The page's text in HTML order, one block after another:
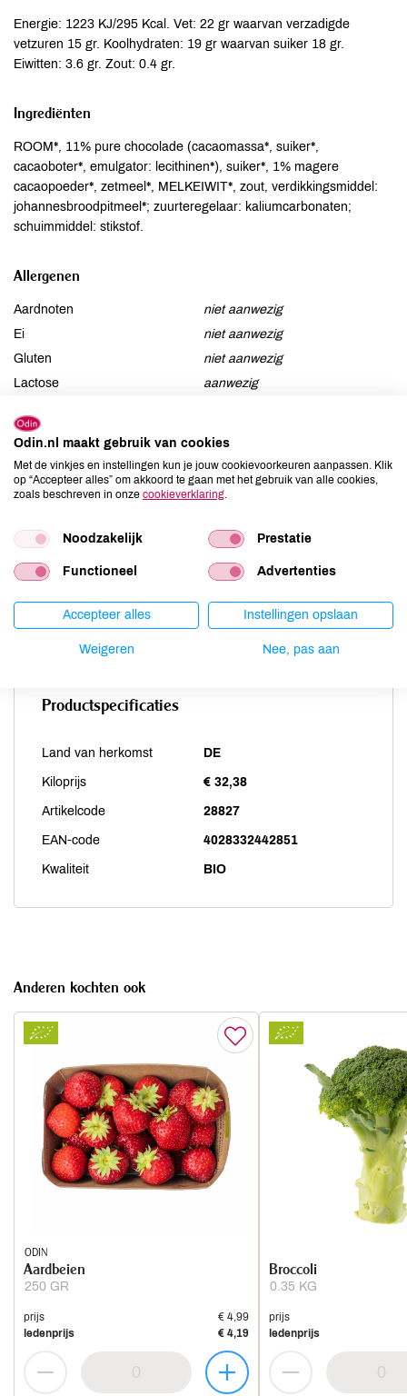
Energie: 1223 KJ/295 Kcal. Vet: 22 gr waarvan verzadigde
vetzuren 15 gr. Koolhydraten: 19 gr waarvan suiker 18 gr.
Eiwitten: 3.6 gr. Zout: 0.4 gr.
Ingrediënten
ROOM*, 11% pure chocolade (cacaomassa*, suiker*,
cacaoboter*, emulgator: lecithinen*), suiker*, 1% magere
cacaopoeder*, zetmeel*, MELKEIWIT*, zout, verdikkingsmiddel:
johannesbroodpitmeel*; zuurteregelaar: kaliumcarbonaten;
schuimmiddel: stikstof.
Allergenen
Aardnoten
niet aanwezig
Ei
niet aanwezig
Gluten
niet aanwezig
Lactose
aanwezig
Mosterd
Schaaldieren
niet aanwezig
Selderij
niet aanwezig
Soja
niet aanwezig
Vis
niet aanwezig
Weekdieren
niet aanwezig
Zwaveldioxide / sulfieten
niet aanwezig
Productspecificaties
Land van herkomst DE
Kiloprijs € 32,38
Artikelcode 28827
EAN-code 4028332442851
Kwaliteit BIO
Anderen kochten ook
ODIN
250 GR
Aardbeien
prijs
€ 4,99
ledenprijs
€ 4,19
0.35 KG
Broccoli
prijs
ledenprijs
Odin.nl maakt gebruik van cookies
Met de vinkjes en instellingen kun je jouw cookievoorkeuren aanpassen. Klik
op “Accepteer alles” om akkoord te gaan met het gebruik van alle cookies,
zoals beschreven in onze cookieverklaring
Noodzakelijk Prestatie
Functioneel Advertenties
Accepteer alles Instellingen opslaan
Weigeren Nee, pas aan